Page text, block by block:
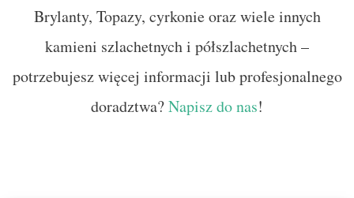
Brylanty, Topazy, cyrkonie oraz wiele innych
kamieni szlachetnych i półszlachetnych –
potrzebujesz więcej informacji lub profesjonalnego
doradztwa?Napisz do nas!